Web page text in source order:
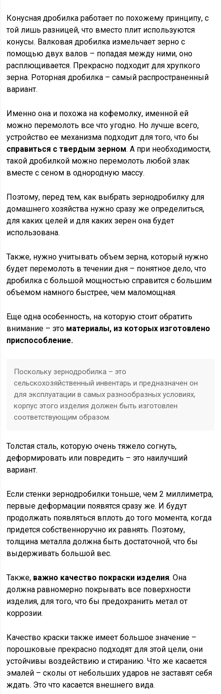
Конусная дробилка работает по похожему принципу, с
той лишь разницей, что вместо плит используются
конусы. Валковая дробилка измельчает зерно с
помощью двух валов – попадая между ними, оно
расплющивается. Прекрасно подходит для хрупкого
зерна. Роторная дробилка – самый распространенный
вариант.
Именно она и похожа на кофемолку, именной ей
можно перемолоть все что угодно. Но лучше всего,
устройство ее механизма подходит для того, что бы
справиться с твердым зерном. А при необходимости,
такой дробилкой можно перемолоть любой злак
вместе с сеном в однородную массу.
Поэтому, перед тем, как выбрать зернодробилку для
домашнего хозяйства нужно сразу же определиться,
для каких целей и для каких зерен она будет
использована.
Также, нужно учитывать объем зерна, который нужно
будет перемолоть в течении дня – понятное дело, что
дробилка с большой мощностью справится с большим
объемом намного быстрее, чем маломощная.
Еще одна особенность, на которую стоит обратить
внимание – это материалы, из которых изготовлено
приспособление.
Поскольку зернодробилка – это
сельскохозяйственный инвентарь и предназначен он
для эксплуатации в самых разнообразных условиях,
корпус этого изделия должен быть изготовлен
соответствующим образом.
Толстая сталь, которую очень тяжело согнуть,
деформировать или повредить – это наилучший
вариант.
Если стенки зернодробилки тоньше, чем 2 миллиметра,
первые деформации появятся сразу же. И будут
продолжать появляться вплоть до того момента, когда
придется собственноручно их равнять. Поэтому,
толщина металла должна быть достаточной, что бы
выдерживать большой вес.
Также, важно качество покраски изделия. Она
должна равномерно покрывать все поверхности
изделия, для того, что бы предохранить метал от
коррозии.
Качество краски также имеет большое значение –
порошковые прекрасно подходят для этой цели, они
устойчивы воздействию и стиранию. Что же касается
эмалей – сколы от небольших ударов не заставят себя
ждать. Это что касается внешнего вида.